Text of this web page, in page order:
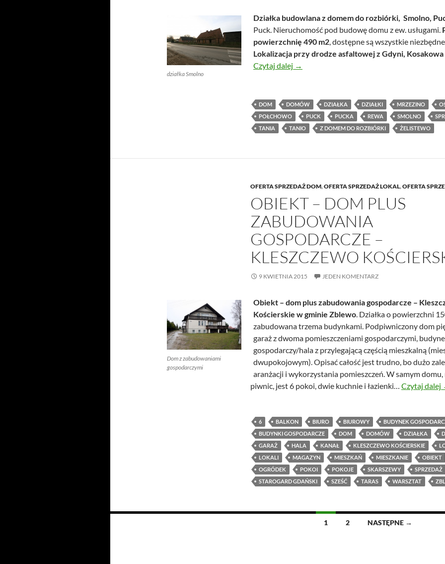
działka Smolno
Działka budowlana z domem do rozbiórki, Smolno,
Puck. Nieruchomość pod budowę domu z ew. usługami.
powierzchnię 490 m2, dostępne są wszystkie
Lokalizacja przy drodze asfaltowej z Gdyni, Kosakowa
Czytaj dalej Działka budowlana z domem do rozbiórki,
→
DOM DOMÓW DZIAŁKA DZIAŁKI MRZEZINO
POŁCHOWO
PUCK PUCKA REWA SMOLNO
TANIA
TANIO Z DOMEM DO ROZBIÓRKI ŻELISTEWO
OFERTA SPRZEDAŻ DOM,OFERTA SPRZEDAŻ LOKAL,OFERTA
OBIEKT – DOM PLUS
ZABUDOWANIA
GOSPODARCZE –
KLESZCZEWO
9 KWIETNIA 2015 JEDEN KOMENTARZ
Dom z zabudowaniami
gospodarczymi
Obiekt – dom plus zabudowania gospodarcze –
Kościerskie w gminie Zblewo. Działka o powierzchni
zabudowana trzema budynkami. Podpiwniczony dom
garaż z dwoma pomieszczeniami gospodarczymi,
gospodarczy/hala z przylegającą częścią mieszkalną
dwupokojowym). Opisać całość jest trudno, bo dużo
aranżacji i wykorzystania pomieszczeń. W samym domu,
piwnic, jest 6 pokoi, dwie kuchnie i łazienki… Czytaj dalej
6 BALKON BIURO BIUROWY
BUDYNEK
BUDYNKI GOSPODARCZE
DOM DOMÓW DZIAŁKA
GARAŻ
HALA KANAŁ KLESZCZEWO KOŚCIERSKIE
LOKALI
MAGAZYN MIESZKAŃ MIESZKANIE OBIEKT
OGRÓDEK
POKOI POKOJE SKARSZEWY
SPRZEDAŻ
STAROGARD GDAŃSKI
SZEŚĆ TARAS WARSZTAT
1 2 NASTĘPNE →